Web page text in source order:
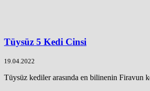
Tüysüz 5 Kedi Cinsi
19.04.2022
Tüysüz kediler arasında en bilinenin Firavun